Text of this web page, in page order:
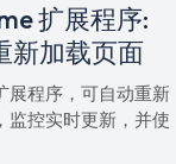
扩展程序:
新加载页面
展程序，可自动重新
监控实时更新，并使